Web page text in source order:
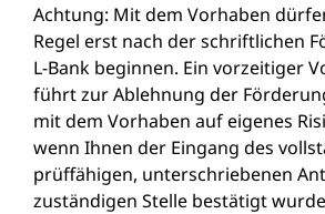
Achtung: Mit dem Vorhaben
Regel erst nach der schriftlichen
L-Bank beginnen. Ein vorzeitiger
führt zur Ablehnung der
mit dem Vorhaben auf eigenes
wenn Ihnen der Eingang des
prüffähigen, unterschriebenen
zuständigen Stelle bestätigt